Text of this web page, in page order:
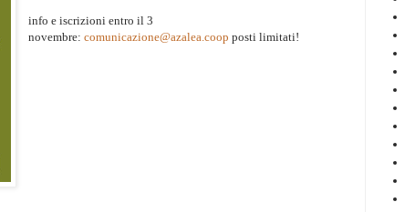
info e iscrizioni entro il 3
novembre:comunicazione@azalea.coop posti limitati!